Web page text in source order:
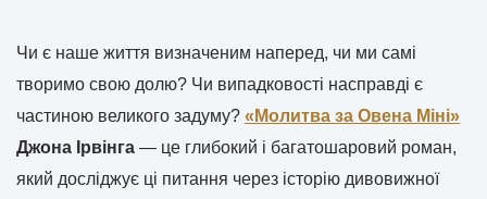
Чи є наше життя визначеним наперед, чи ми самі
творимо свою долю? Чи випадковості насправді є
частиною великого задуму? «Молитва за Овена Міні»
Джона Ірвінга — це глибокий і багатошаровий роман,
який досліджує ці питання через історію дивовижної